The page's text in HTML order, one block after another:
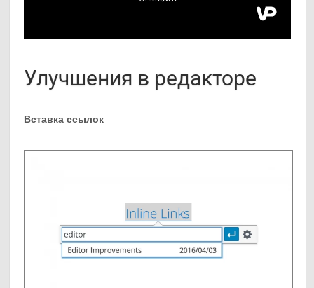
Улучшения в редакторе
Вставка ссылок